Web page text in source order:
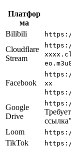
Платфор
ма
Bilibili
Cloudflare
Stream
Facebook
xx
Google
Drive
Loom
TikTok